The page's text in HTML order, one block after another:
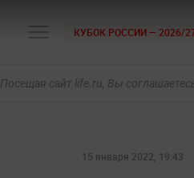
КУБОК РОССИИ — 2026/
Посещая сайт life.ru, Вы
15 января 2022, 19:43